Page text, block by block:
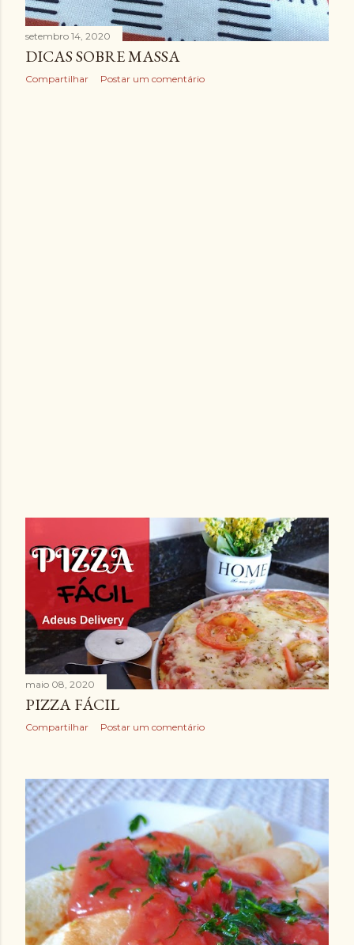
setembro 14, 2020
DICAS SOBRE MASSA
Compartilhar Postar um comentário
maio 08, 2020
PIZZA FÁCIL
Compartilhar Postar um comentário